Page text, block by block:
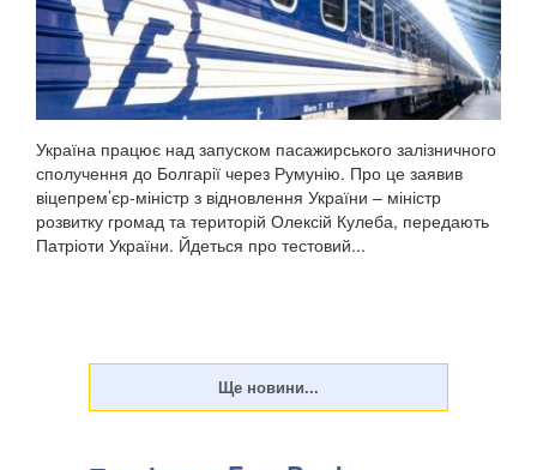
Україна працює над запуском пасажирського залізничного
сполучення до Болгарії через Румунію. Про це заявив
віцепрем’єр-міністр з відновлення України – міністр
розвитку громад та територій Олексій Кулеба, передають
Патріоти України. Йдеться про тестовий...